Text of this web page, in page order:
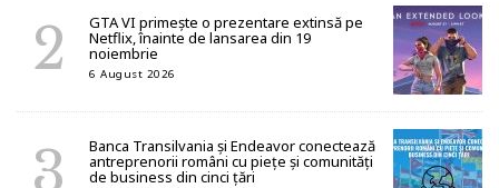
GTA VI primește o prezentare extinsă pe
Netflix, înainte de lansarea din 19
noiembrie
6 August 2026
Banca Transilvania și Endeavor conectează
antreprenorii români cu piețe și comunități
de business din cinci țări